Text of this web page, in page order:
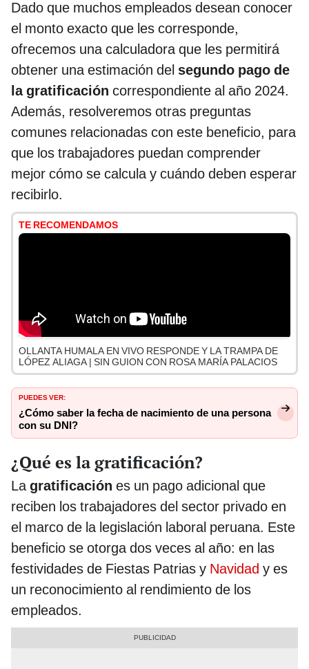
Dado que muchos empleados desean conocer
el monto exacto que les corresponde,
ofrecemos una calculadora que les permitirá
obtener una estimación del segundo pago de
la gratificación correspondiente al año 2024.
Además, resolveremos otras preguntas
comunes relacionadas con este beneficio, para
que los trabajadores puedan comprender
mejor cómo se calcula y cuándo deben esperar
recibirlo.
TE RECOMENDAMOS
OLLANTA HUMALA EN VIVO RESPONDE Y LA TRAMPA DE
LÓPEZ ALIAGA | SIN GUION CON ROSA MARÍA PALACIOS
PUEDES VER:
¿Cómo saber la fecha de nacimiento de una persona
con su DNI?
¿Qué es la gratificación?
Lagratificación es un pago adicional que
reciben los trabajadores del sector privado en
el marco de la legislación laboral peruana. Este
beneficio se otorga dos veces al año: en las
festividades de Fiestas Patrias y Navidad y es
un reconocimiento al rendimiento de los
empleados.